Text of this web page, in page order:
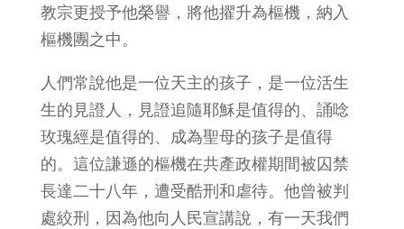
教宗更授予他榮譽，將他擢升為樞機，納入
樞機團之中。
人們常說他是一位天主的孩子，是一位活生
生的見證人，見證追隨耶穌是值得的、誦唸
玫瑰經是值得的、成為聖母的孩子是值得
的。這位謙遜的樞機在共產政權期間被囚禁
長達二十八年，遭受酷刑和虐待。他曾被判
處絞刑，因為他向人民宣講說，有一天我們